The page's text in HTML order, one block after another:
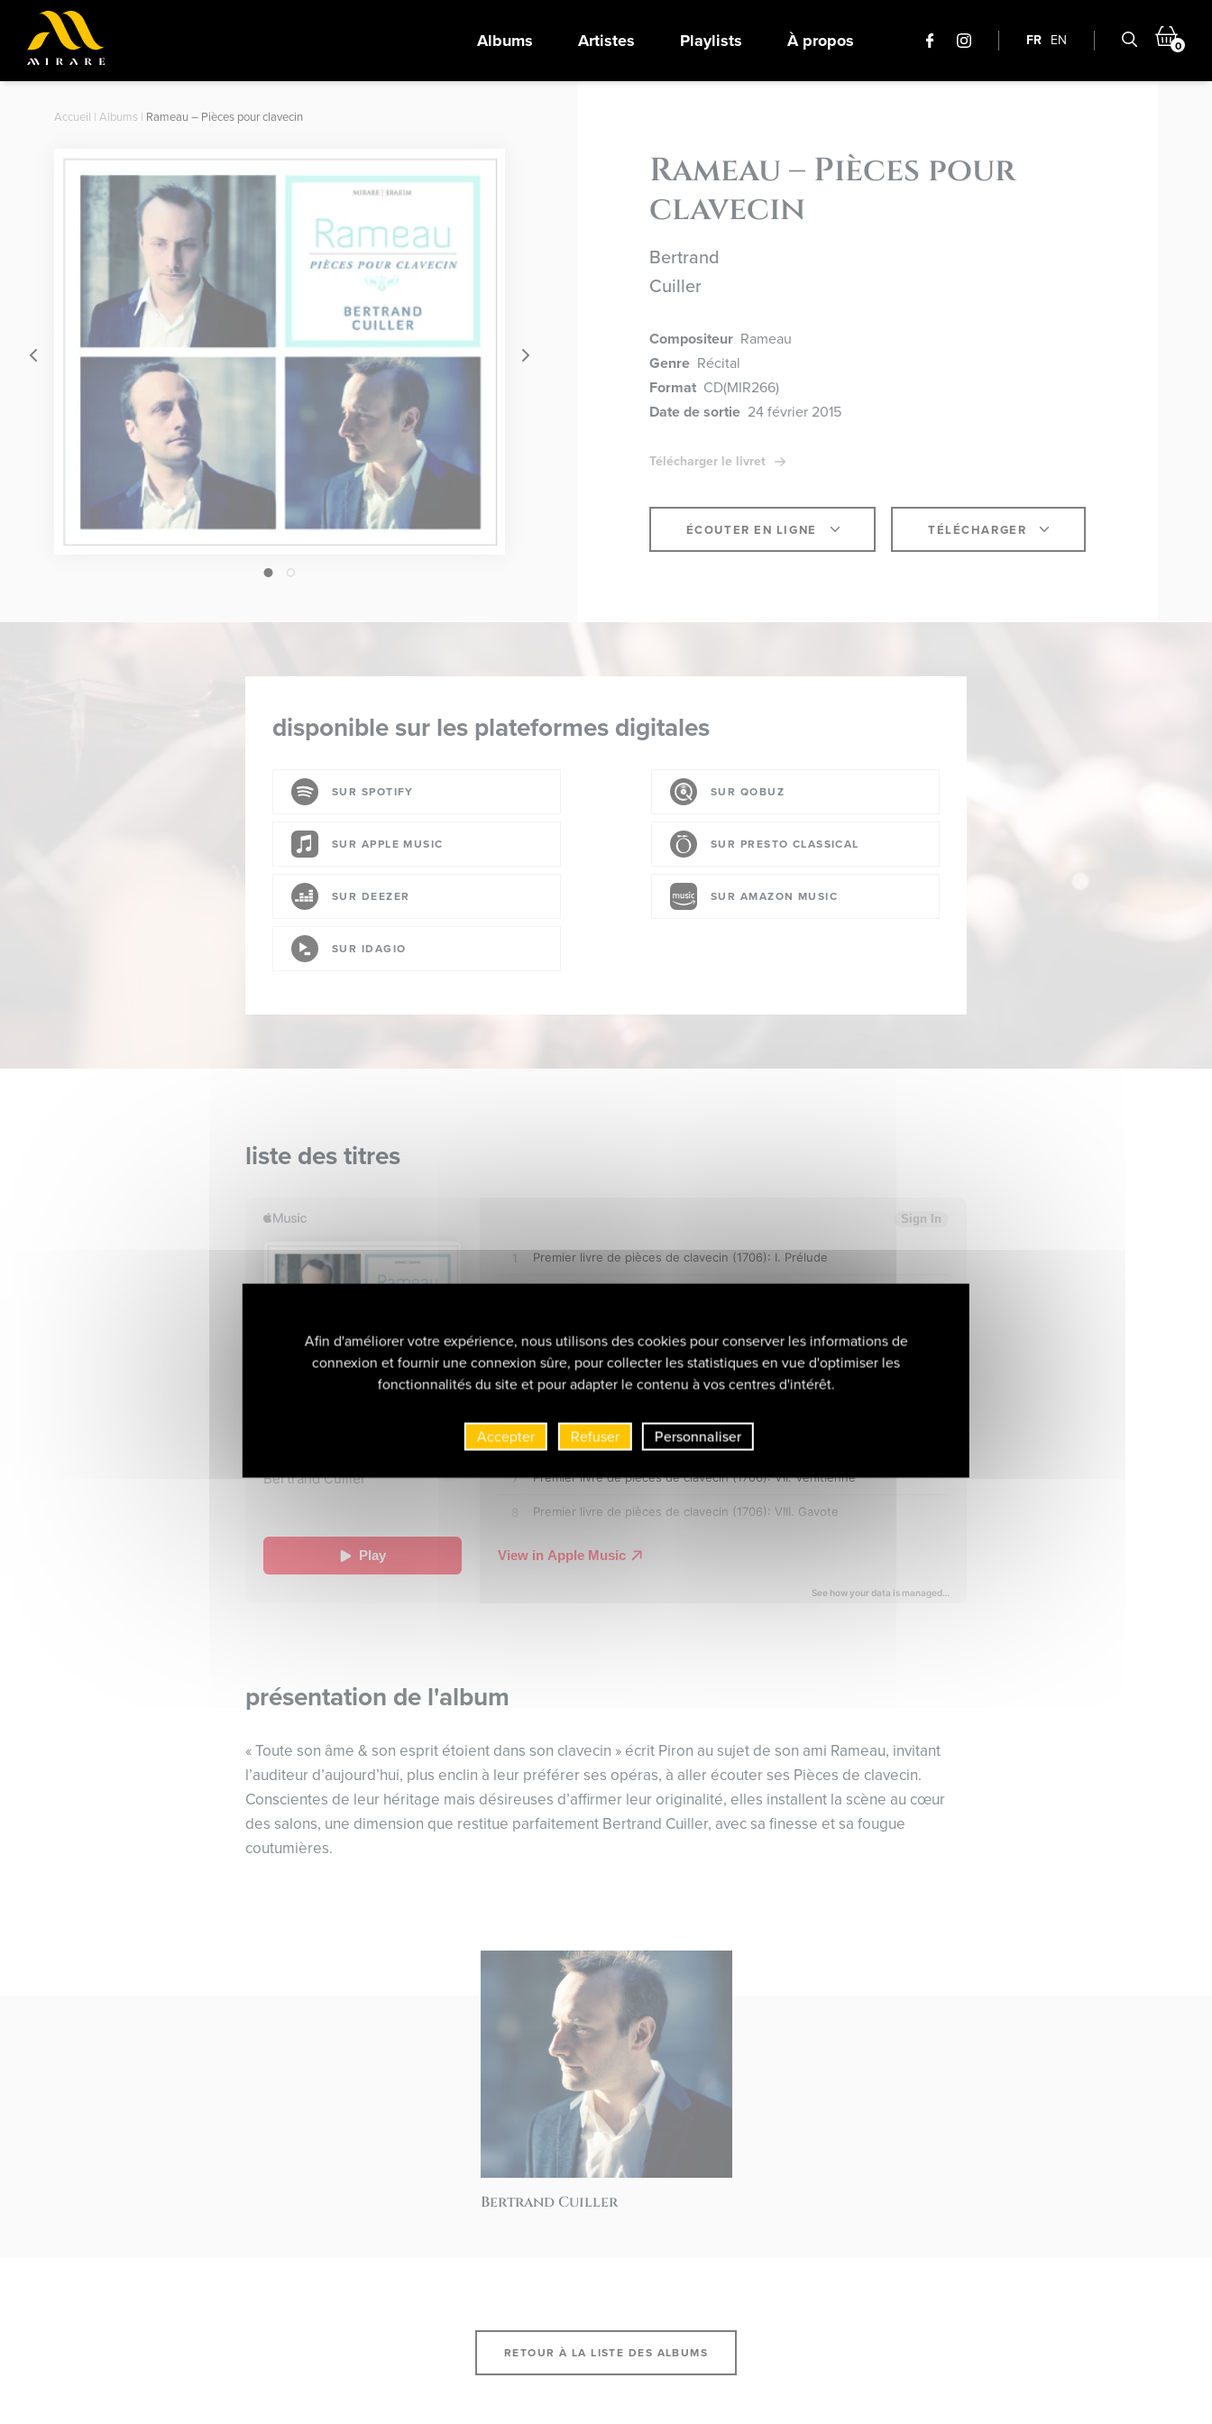
Albums Artistes Playlists À propos FR EN 0
Accueil | Albums | Rameau – Pièces pour clavecin
1
Rameau – Pièces pour
clavecin
Bertrand
Cuiller
Compositeur Rameau
Genre Récital
Format CD(MIR266)
Date de sortie 24 février 2015
Télécharger le livret
ÉCOUTER EN LIGNE TÉLÉCHARGER
disponible sur les plateformes digitales
SUR SPOTIFY
SUR APPLE MUSIC
SUR DEEZER
SUR IDAGIO
SUR QOBUZ
SUR PRESTO CLASSICAL
SUR AMAZON MUSIC
liste des titres
présentation de l'album
« Toute son âme & son esprit étoient dans son clavecin » écrit Piron au sujet de son ami Rameau, invitant
l’auditeur d’aujourd’hui, plus enclin à leur préférer ses opéras, à aller écouter ses Pièces de clavecin.
Conscientes de leur héritage mais désireuses d’affirmer leur originalité, elles installent la scène au cœur
des salons, une dimension que restitue parfaitement Bertrand Cuiller, avec sa finesse et sa fougue
coutumières.
Bertrand Cuiller
RETOUR À LA LISTE DES ALBUMS
Afin d'améliorer votre expérience, nous utilisons des cookies pour conserver les informations de
connexion et fournir une connexion sûre, pour collecter les statistiques en vue d'optimiser les
fonctionnalités du site et pour adapter le contenu à vos centres d'intérêt.
Accepter Refuser Personnaliser